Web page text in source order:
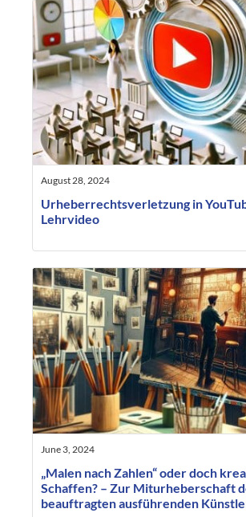
August 28, 2024
Urheberrechtsverletzung in
Lehrvideo
June 3, 2024
„Malen nach Zahlen“ oder doch
Schaffen? – Zur Miturheberschaft
beauftragten ausführenden